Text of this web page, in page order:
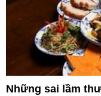
Những sai lầm